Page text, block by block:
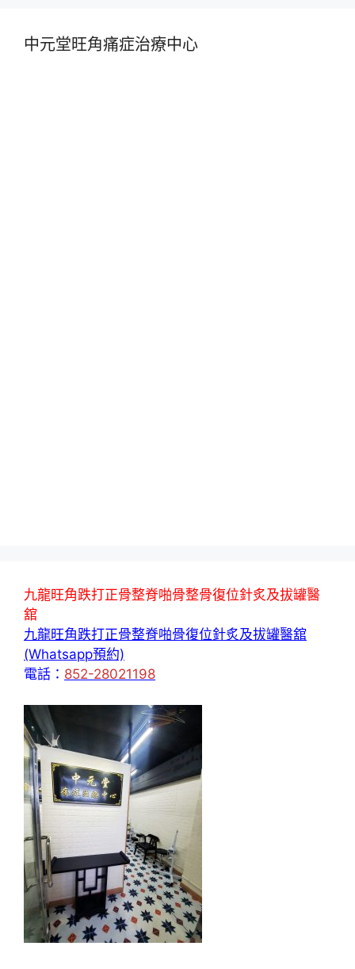
中元堂旺角痛症治療中心
九龍旺角跌打正骨整脊啪骨整骨復位針炙及拔罐醫
舘
九龍旺角跌打正骨整脊啪骨復位針炙及拔罐醫舘
(Whatsapp預約)
電話： 852-28021198